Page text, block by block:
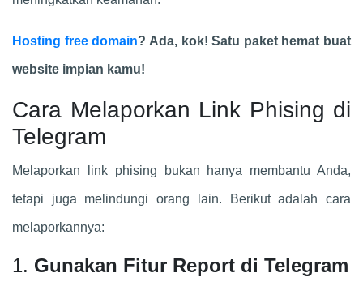
Hosting free domain? Ada, kok! Satu paket hemat buat
website impian kamu!
Cara Melaporkan Link Phising di
Telegram
Melaporkan link phising bukan hanya membantu Anda,
tetapi juga melindungi orang lain. Berikut adalah cara
melaporkannya:
1. Gunakan Fitur Report di Telegram